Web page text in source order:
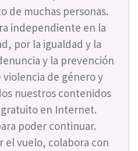
de muchas personas.
independiente en la
por la igualdad y la
y la prevención
de género y
nuestros contenidos
en Internet.
poder continuar.
el vuelo, colabora con